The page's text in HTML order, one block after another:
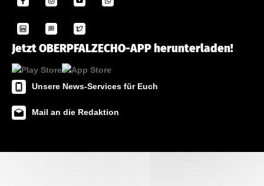
Jetzt OBERPFALZECHO-APP herunterladen!
Unsere News-Services für Euch
Mail an die Redaktion